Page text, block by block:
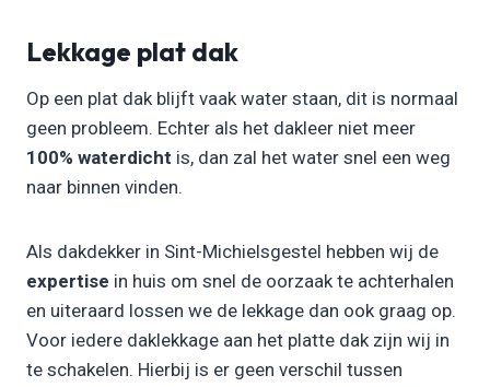
Lekkage plat dak
Op een plat dak blijft vaak water staan, dit is normaal
geen probleem. Echter als het dakleer niet meer
100% waterdicht is, dan zal het water snel een weg
naar binnen vinden.
Als dakdekker in Sint-Michielsgestel hebben wij de
expertise in huis om snel de oorzaak te achterhalen
en uiteraard lossen we de lekkage dan ook graag op.
Voor iedere daklekkage aan het platte dak zijn wij in
te schakelen. Hierbij is er geen verschil tussen